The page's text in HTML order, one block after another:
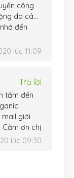
công
da cá…
đến
lúc 11:09
Trả lời
tấm đến
giới
ơn chị
lúc 09:30